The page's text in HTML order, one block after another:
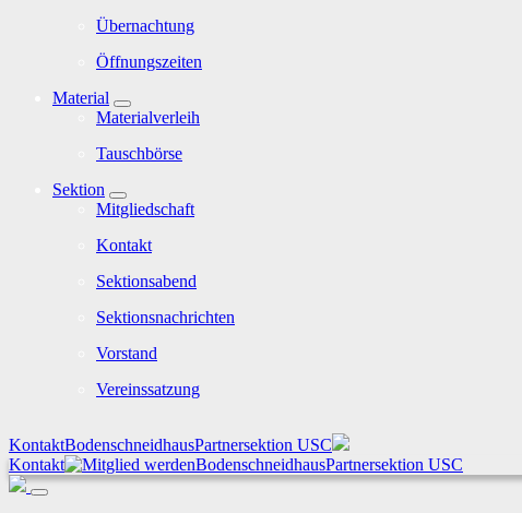
Übernachtung
Öffnungszeiten
Material
Materialverleih
Tauschbörse
Sektion
Mitgliedschaft
Kontakt
Sektionsabend
Sektionsnachrichten
Vorstand
Vereinssatzung
KontaktBodenschneidhausPartnersektion USC
Kontakt
BodenschneidhausPartnersektion USC